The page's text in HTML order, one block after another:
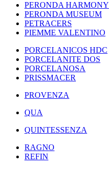
PERONDA HARMONY
PERONDA MUSEUM
PETRACERS
PIEMME VALENTINO
PORCELANICOS HDC
PORCELANITE DOS
PORCELANOSA
PRISSMACER
PROVENZA
QUA
QUINTESSENZA
RAGNO
REFIN